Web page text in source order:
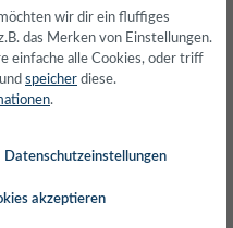
zu…
wir dir ein fluffiges
das Merken von Einstellungen.
einfache alle Cookies, oder triff
speicher diese.
.
Datenschutzeinstellungen
akzeptieren